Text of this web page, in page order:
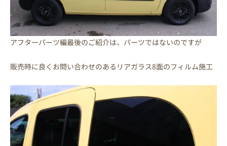
アフターパーツ編最後のご紹介は、パーツではないのですが
販売時に良くお問い合わせのあるリアガラス8面のフィルム施工